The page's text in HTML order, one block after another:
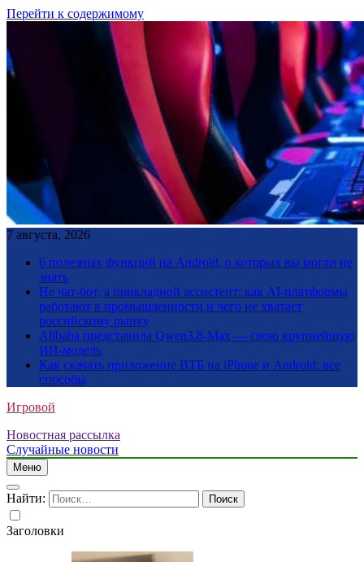
Перейти к содержимому
7 августа, 2026
6 полезных функций на Android, о которых вы могли не
знать
Не чат-бот, а прикладной ассистент: как AI-платформы
работают в промышленности и чего не хватает
российскому рынку
Alibaba представила Qwen3.8-Max — свою крупнейшую
ИИ-модель
Как скачать приложение ВТБ на iPhone и Android: все
способы
Игровой
Новостная рассылка
Случайные новости
Меню
Найти:
Заголовки